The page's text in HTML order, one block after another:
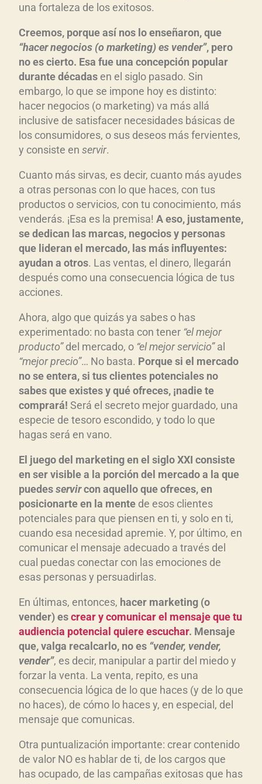
una fortaleza de los exitosos.
Creemos, porque así nos lo enseñaron, que
“hacer negocios (o marketing) es vender”, pero
no es cierto. Esa fue una concepción popular
durante décadas en el siglo pasado. Sin
embargo, lo que se impone hoy es distinto:
hacer negocios (o marketing) va más allá
inclusive de satisfacer necesidades básicas de
los consumidores, o sus deseos más fervientes,
y consiste en servir.
Cuanto más sirvas, es decir, cuanto más ayudes
a otras personas con lo que haces, con tus
productos o servicios, con tu conocimiento, más
venderás. ¡Esa es la premisa! A eso, justamente,
se dedican las marcas, negocios y personas
que lideran el mercado, las más influyentes:
ayudan a otros. Las ventas, el dinero, llegarán
después como una consecuencia lógica de tus
acciones.
Ahora, algo que quizás ya sabes o has
experimentado: no basta con tener “el mejor
producto”del mercado, o “el mejor servicio”al
“mejor precio”… No basta. Porque si el mercado
no se entera, si tus clientes potenciales no
sabes que existes y qué ofreces, ¡nadie te
comprará! Será el secreto mejor guardado, una
especie de tesoro escondido, y todo lo que
hagas será en vano.
El juego del marketing en el siglo XXI consiste
en ser visible a la porción del mercado a la que
puedesservircon aquello que ofreces, en
posicionarte en la mente de esos clientes
potenciales para que piensen en ti, y solo en ti,
cuando esa necesidad apremie. Y, por último, en
comunicar el mensaje adecuado a través del
cual puedas conectar con las emociones de
esas personas y persuadirlas.
En últimas, entonces, hacer marketing (o
vender) escrear y comunicar el mensaje que tu
audiencia potencial quiere escuchar. Mensaje
que, valga recalcarlo, no es “vender, vender,
vender”, es decir, manipular a partir del miedo y
forzar la venta. La venta, repito, es una
consecuencia lógica de lo que haces (y de lo que
no haces), de cómo lo haces y, en especial, del
mensaje que comunicas.
Otra puntualización importante: crear contenido
de valor NO es hablar de ti, de los cargos que
has ocupado, de las campañas exitosas que has